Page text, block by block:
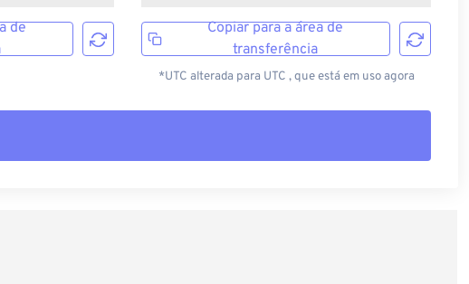
de
Copiar para a área de
transferência
*UTC alterada para UTC , que está em uso agora